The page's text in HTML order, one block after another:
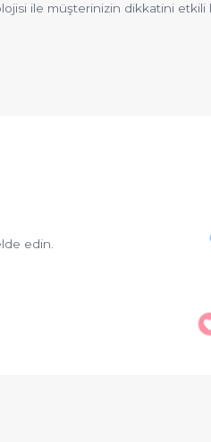
ile müşterinizin dikkatini etkili
edin.